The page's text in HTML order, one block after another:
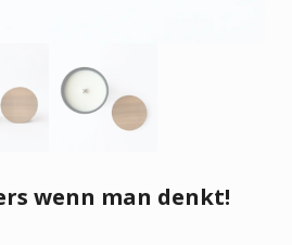
wenn man denkt!